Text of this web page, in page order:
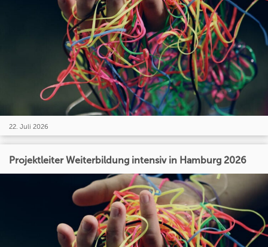
22. Juli 2026
Projektleiter Weiterbildung intensiv in Hamburg 2026